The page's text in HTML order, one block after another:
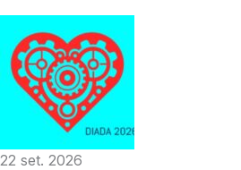
22 set. 2026